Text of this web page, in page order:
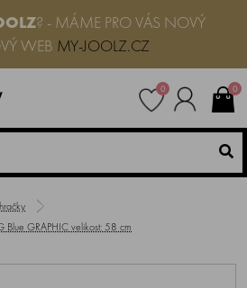
? - MÁME PRO VÁS NOVÝ
WEB MY-JOOLZ.CZ
0 0
GRAPHIC velikost: 58 cm